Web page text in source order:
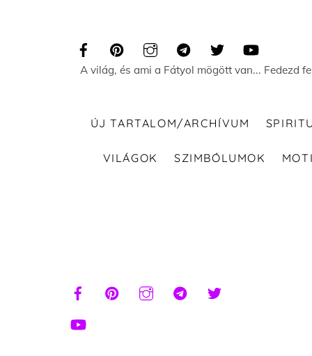
A világ, és ami a Fátyol mögött van... Fedezd
ÚJ TARTALOM/ARCHÍVUM
VILÁGOK SZIMBÓLUMOK